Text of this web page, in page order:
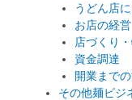
うどん店
お店の経
店づくり
資金調達
開業まで
その他麺ビジ